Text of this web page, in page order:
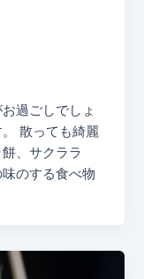
過ごしでしょ
散っても綺麗
、サクララ
のする食べ物